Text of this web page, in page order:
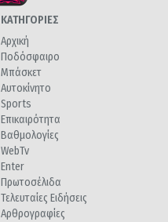
ΚΑΤΗΓΟΡΙΕΣ
Αρχική
Ποδόσφαιρο
Μπάσκετ
Αυτοκίνητο
Sports
Επικαιρότητα
Βαθμολογίες
WebTv
Enter
Πρωτοσέλιδα
Τελευταίες Ειδήσεις
Αρθρογραφίες